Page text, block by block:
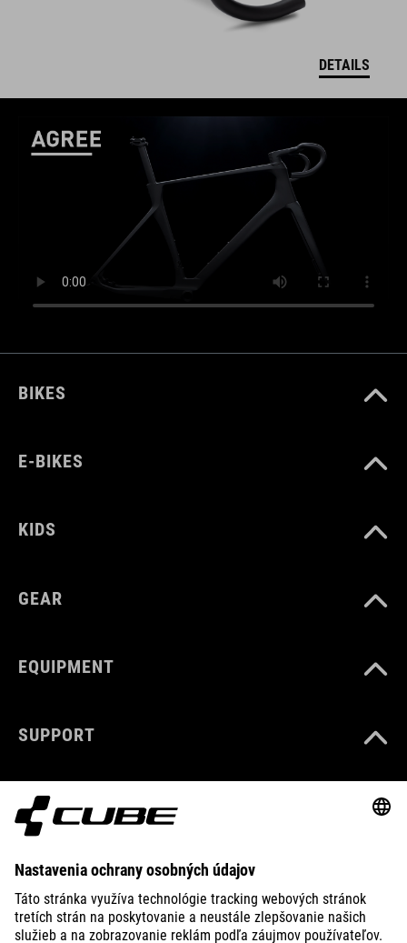
DETAILS
BIKES
E-BIKES
KIDS
GEAR
EQUIPMENT
SUPPORT
ABOUT US
EXPLORE